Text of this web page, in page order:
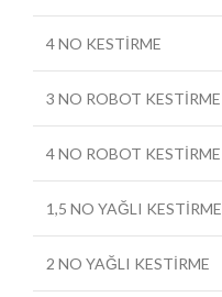
4 NO KESTİRME
3 NO ROBOT KESTİRME
4 NO ROBOT KESTİRME
1,5 NO YAĞLI KESTİRME
2 NO YAĞLI KESTİRME